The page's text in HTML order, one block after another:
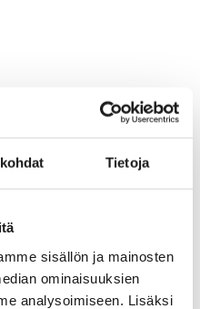
Tietoja
sisällön ja mainosten
ominaisuuksien
analysoimiseen. Lisäksi
maalivahtina ja
nähdään
vuotista matkaa